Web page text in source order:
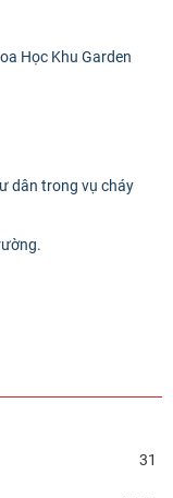
Học Khu Garden
dân trong vụ cháy
31